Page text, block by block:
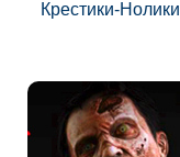
Крестики-Нолики